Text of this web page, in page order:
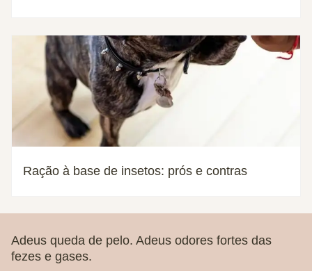
Ração à base de insetos: prós e contras
Adeus queda de pelo. Adeus odores fortes das
fezes e gases.